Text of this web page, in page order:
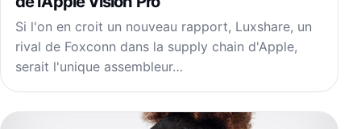
Si l'on en croit un nouveau rapport, Luxshare, un
rival de Foxconn dans la supply chain d'Apple,
serait l'unique assembleur…